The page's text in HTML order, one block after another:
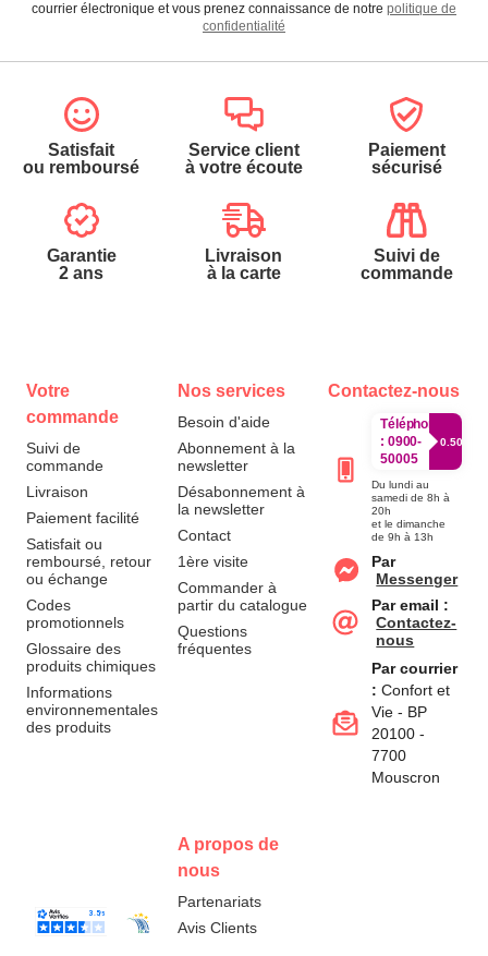
courrier électronique et vous prenez connaissance de notre politique de
confidentialité
Satisfait
ou remboursé
Service client
à votre écoute
Paiement
sécurisé
Garantie
2 ans
Livraison
à la carte
Suivi de
commande
Votre
commande
Suivi de
commande
Livraison
Paiement facilité
Satisfait ou
remboursé, retour
ou échange
Codes
promotionnels
Glossaire des
produits chimiques
Informations
environnementales
des produits
Nos services
Besoin d'aide
Abonnement à la
newsletter
Désabonnement à
la newsletter
Contact
1ère visite
Commander à
partir du catalogue
Questions
fréquentes
A propos de
nous
Partenariats
Avis Clients
Contactez-nous
Téléphone
: 0900-
50005
0.50€/
Du lundi au
samedi de 8h à
20h
et le dimanche
de 9h à 13h
Par
Messenger
Par email :
Contactez-
nous
Par courrier
: Confort et
Vie - BP
20100 -
7700
Mouscron